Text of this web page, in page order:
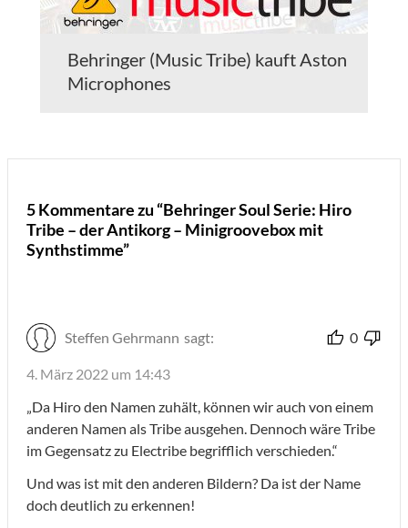
Behringer (Music Tribe) kauft Aston
Microphones
5 Kommentare zu “Behringer Soul Serie: Hiro
Tribe – der Antikorg – Minigroovebox mit
Synthstimme”
Steffen Gehrmann sagt: 0
4. März 2022 um 14:43
„Da Hiro den Namen zuhält, können wir auch von einem
anderen Namen als Tribe ausgehen. Dennoch wäre Tribe
im Gegensatz zu Electribe begrifflich verschieden.“
Und was ist mit den anderen Bildern? Da ist der Name
doch deutlich zu erkennen!